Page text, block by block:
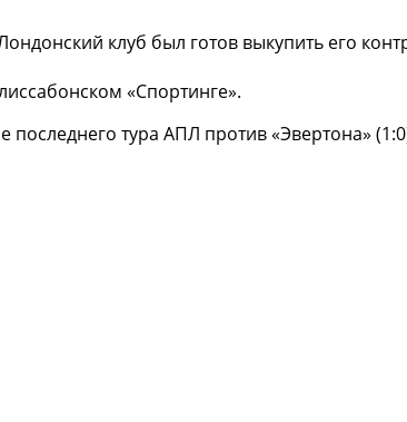
клуб был готов выкупить его
«Спортинге».
тура АПЛ против «Эвертона»